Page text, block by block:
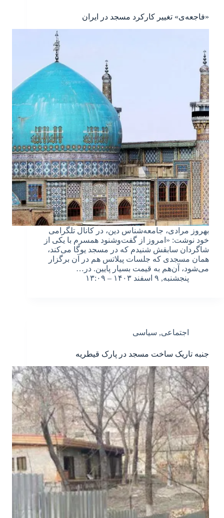
«فاجعه‌ی» تغییر کارکرد مسجد در ایران
بهروز مرادی، جامعه‌شناس دین، در کانال تلگرامی
خود نوشت: «امروز از گفت‌وشنود همسرم با یکی از
شاگردان سابقش شنیدم که در مسجد یوگا می‌کند،
همان مسجدی که جلسات پیلاتس هم در آن برگزار
می‌شود، آن‌هم به قیمت بسیار پایین. در…
پنجشنبه, ۹ اسفند ۱۴۰۳ – ۱۳:۰۹
اجتماعی, سیاسی
جنبه تاریک ساخت مسجد در پارک قیطریه